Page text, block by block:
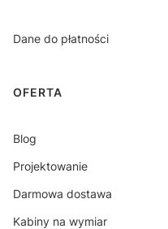
Dane do płatności
OFERTA
Blog
Projektowanie
Darmowa dostawa
Kabiny na wymiar